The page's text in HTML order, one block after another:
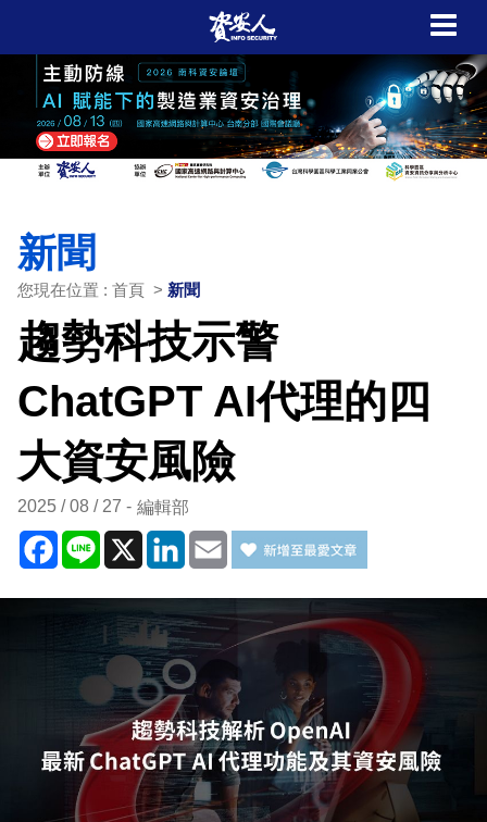
新聞
您現在位置 : 首頁 > 新聞
趨勢科技示警
ChatGPT AI代理的四
大資安風險
2025 / 08 / 27 編輯部
Facebook
Line X LinkedIn
Email